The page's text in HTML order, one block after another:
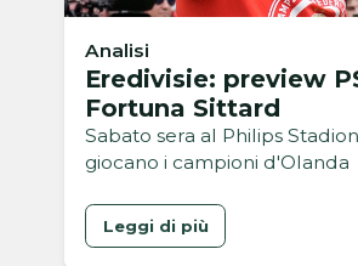
Analisi
Eredivisie: preview
Fortuna Sittard
Sabato sera al Philips Stadion
giocano i campioni d'Olanda
Leggi di più